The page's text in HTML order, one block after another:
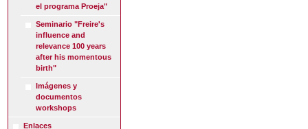
el programa Proeja"
Seminario "Freire's
influence and
relevance 100 years
after his momentous
birth"
Imágenes y
documentos
workshops
Enlaces